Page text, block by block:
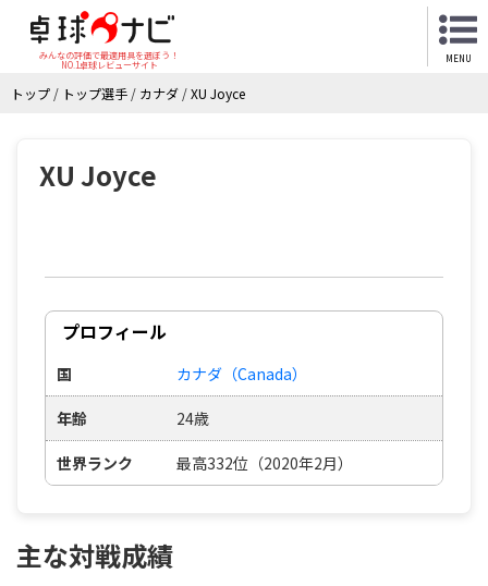
みんなの評価で最適用具を選ぼう！
NO.1卓球レビューサイト
MENU
トップ / トップ選手 / カナダ /XU Joyce
XU Joyce
プロフィール
国 カナダ（Canada）
年齢 24歳
世界ランク 最高332位（2020年2月）
主な対戦成績